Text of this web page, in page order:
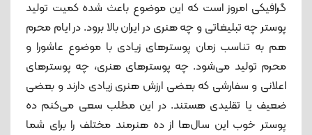
10. محمد ربیعی
گرافیکی امروز است که این موضوع باعث شده کمیت تولید
پوستر چه تبلیغاتی و چه هنری در ایران بالا برود. در ایام محرم
هم به تناسب زمان پوسترهای زیادی با موضوع عاشورا و
محرم تولید می‌شود. چه پوسترهای هنری، چه پوسترهای
اعلانی و سفارشی که بعضی ارزش هنری زیادی دارند و بعضی
ضعیف یا تقلیدی هستند. در این مطلب سعی می‌کنم ده
پوستر خوب این سال‌ها از ده هنرمند مختلف را برای شما